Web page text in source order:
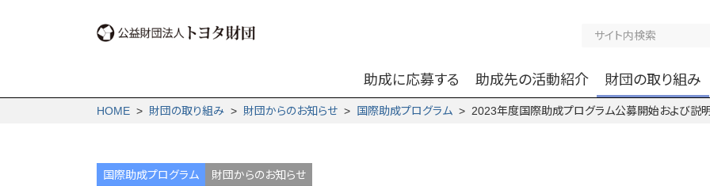
助成に応募する 助成先の活動紹介 財団の取り組み
HOME > 財団の取り組み > 財団からの­お知らせ > 国際助成プログラム > 2023年度国際助成プログラム公募開始および説
国際助成プログラム 財団からのお知らせ